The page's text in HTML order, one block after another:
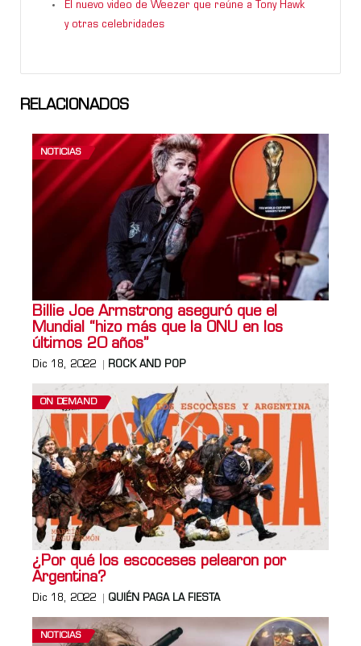
El nuevo video de Weezer que reúne a Tony Hawk
y otras celebridades
RELACIONADOS
NOTICIAS
Billie Joe Armstrong aseguró que el
Mundial “hizo más que la ONU en los
últimos 20 años”
Dic 18, 2022 ROCK AND POP
ON DEMAND
¿Por qué los escoceses pelearon por
Argentina?
Dic 18, 2022 QUIÉN PAGA LA FIESTA
NOTICIAS